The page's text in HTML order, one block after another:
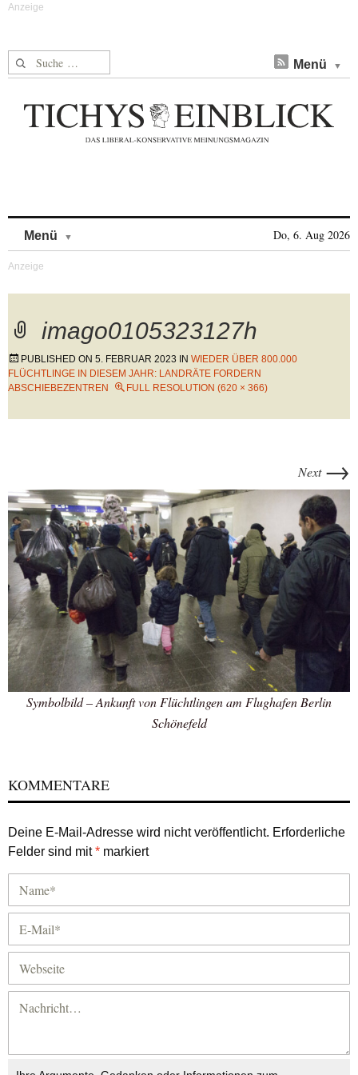
Suche nach: Menü
Menü Do, 6. Aug 2026
imago0105323127h
PUBLISHED ON 5. FEBRUAR 2023 IN WIEDER ÜBER 800.000
FLÜCHTLINGE IN DIESEM JAHR: LANDRÄTE FORDERN
ABSCHIEBEZENTREN
FULL RESOLUTION (620 × 366)
Next →
Symbolbild – Ankunft von Flüchtlingen am Flughafen Berlin
Schönefeld
KOMMENTARE
Deine E-Mail-Adresse wird nicht veröffentlicht. Erforderliche
Felder sind mit* markiert